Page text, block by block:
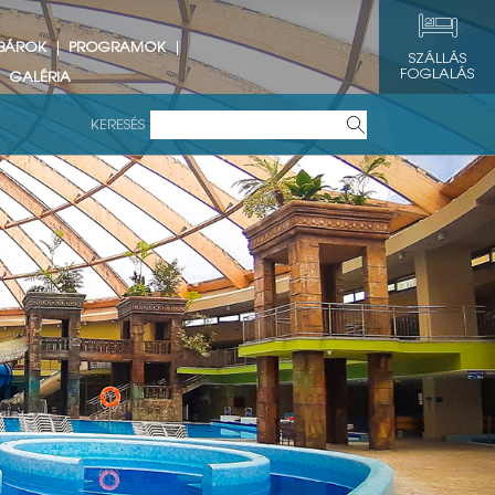
SZÁLLÁS
FOGLALÁS
PROGRAMOK
GALÉRIA
KERESÉS